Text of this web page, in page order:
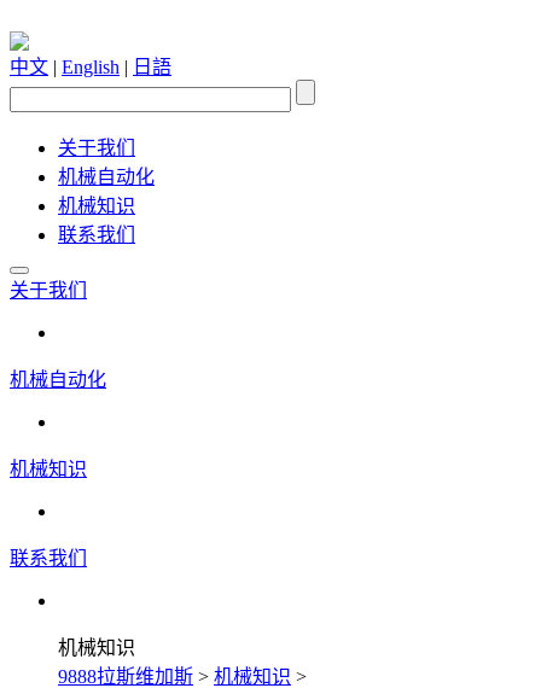
中文 | English | 日語
关于我们
机械自动化
机械知识
联系我们
关于我们
机械自动化
机械知识
联系我们
机械知识
9888拉斯维加斯 > 机械知识 >